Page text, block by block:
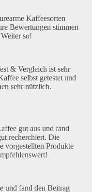
Kaffeesorten
Bewertungen stimmen
so!
& Vergleich ist sehr
selbst getestet und
sehr nützlich.
gut aus und fand
recherchiert. Die
vorgestellten Produkte
und fand den Beitrag